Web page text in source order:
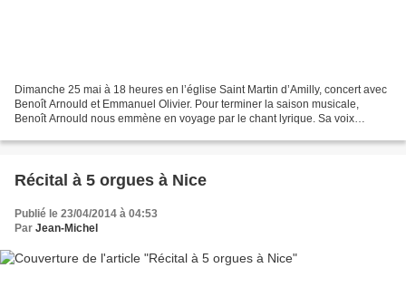
Dimanche 25 mai à 18 heures en l’église Saint Martin d’Amilly, concert avec
Benoît Arnould et Emmanuel Olivier. Pour terminer la saison musicale,
Benoît Arnould nous emmène en voyage par le chant lyrique. Sa voix
Récital à 5 orgues à Nice
Publié le 23/04/2014 à 04:53
Par Jean-Michel